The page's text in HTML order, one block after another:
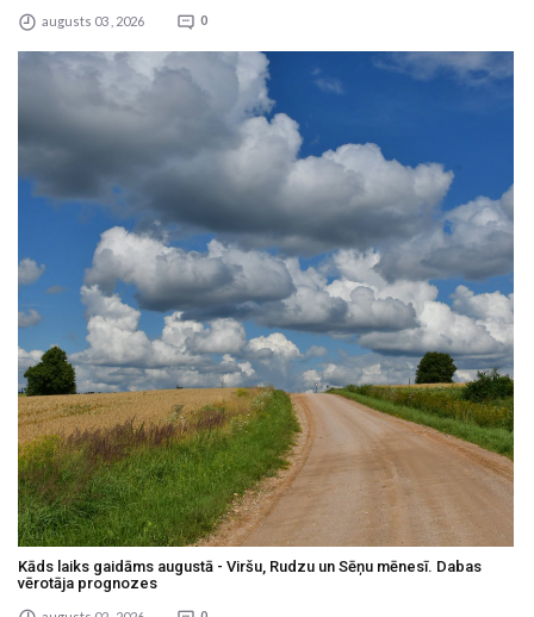
augusts 03 , 2026 0
Kāds laiks gaidāms augustā - Viršu, Rudzu un Sēņu mēnesī. Dabas
vērotāja prognozes